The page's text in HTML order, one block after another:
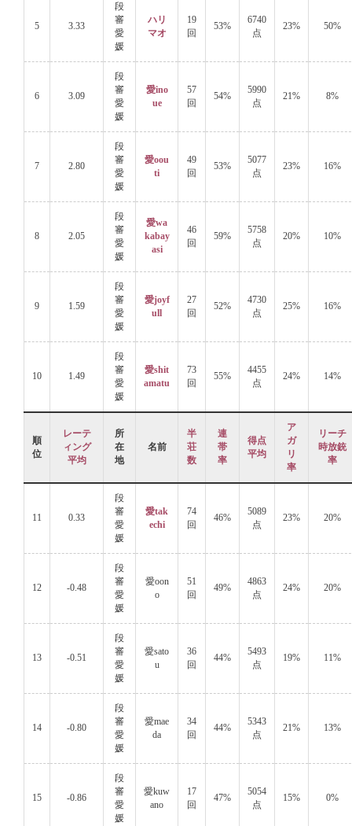
5 3.33
段
審
愛
媛
ハリ
マオ
19
回
53%
6740
点
23% 50%
6 3.09
段
審
愛
媛
愛ino
ue
57
回
54%
5990
点
21% 8%
7 2.80
段
審
愛
媛
愛oou
ti
49
回
53%
5077
点
23% 16%
8 2.05
段
審
愛
媛
愛wa
kabay
asi
46
回
59%
5758
点
20% 10%
9 1.59
段
審
愛
媛
愛joyf
ull
27
回
52%
4730
点
25% 16%
10 1.49
段
審
愛
媛
愛shit
amatu
73
回
55%
4455
点
24% 14%
順
位
レーテ
ィング
平均
所
在
地
名前
半
荘
数
連
帯
率
得点
平均
ア
ガ
リ
率
リーチ
時放銃
率
11 0.33
段
審
愛
媛
愛tak
echi
74
回
46%
5089
点
23% 20%
12 -0.48
段
審
愛
媛
愛oon
o
51
回
49%
4863
点
24% 20%
13 -0.51
段
審
愛
媛
愛sato
u
36
回
44%
5493
点
19% 11%
14 -0.80
段
審
愛
媛
愛mae
da
34
回
44%
5343
点
21% 13%
15 -0.86
段
審
愛
媛
愛kuw
ano
17
回
47%
5054
点
15% 0%